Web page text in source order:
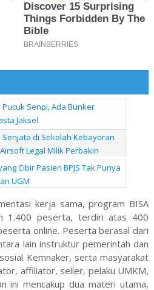
Senpi, Ada Bunker
Jaksel
Senjata di Sekolah Kebayoran
Legal Milik Perbakin
Cibir Pasien BPJS Tak Punya
UGM
kerja sama, program BISA
1.400 peserta, terdiri atas 400
online. Peserta berasal dari
lain instruktur pemerintah dan
Kemnaker, serta masyarakat
affiliator, seller, pelaku UMKM,
ini mencakup dua materi utama,